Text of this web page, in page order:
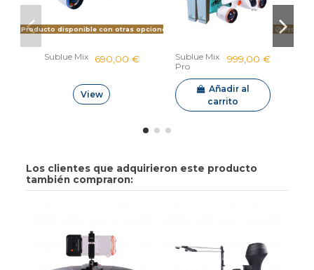
Producto disponible con otras opciones
Sublue Mix 690,00 €
View
Sublue Mix
Pro
999,00 €
Añadir al
carrito
Los clientes que adquirieron este producto
también compraron: